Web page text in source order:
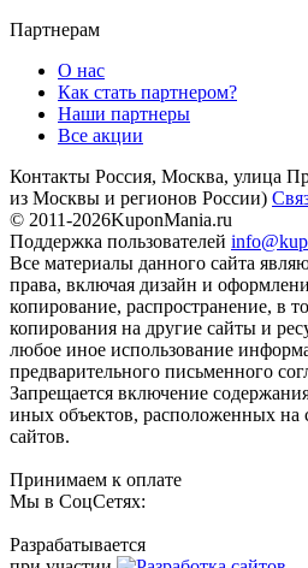
Партнерам
О нас
Как стать партнером?
Наши партнеры
Все акции
Контакты Россия, Москва, улица
из Москвы и регионов России)
© 2011-2026KuponMania.ru
Поддержка пользователей
Все материалы данного сайта
права, включая дизайн и
копирование, распространение, в
копирования на другие сайты и
любое иное использование
предварительного письменного
Запрещается включение
иных объектов, расположенных на
сайтов.
Принимаем к оплате
Мы в СоцСетях:
Разрабатывается